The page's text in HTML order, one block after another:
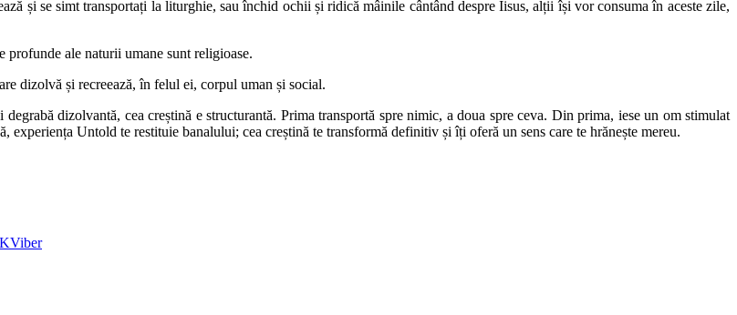
și se simt transportați la liturghie, sau închid ochii și ridică mâinile cântând despre Iisus, alții își vor consuma în aceste zile,
profunde ale naturii umane sunt religioase.
dizolvă și recreează, în felul ei, corpul uman și social.
dizolvantă, cea creștină e structurantă. Prima transportă spre nimic, a doua spre ceva. Din prima, iese un om stimulat
experiența Untold te restituie banalului; cea creștină te transformă definitiv și îți oferă un sens care te hrănește mereu.
Viber